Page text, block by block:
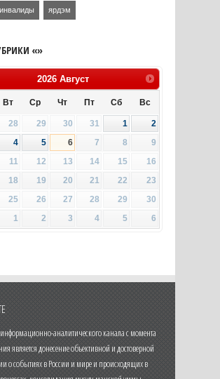
инвалиды ярдэм
«»
2026 Август
Вт Ср Чт Пт Сб Вс
28 29 30 31 1
2
4 5 6 7 8
9
11 12 13 14 15
16
18 19 20 21 22
23
25 26 27 28 29
30
1 2 3 4 5 6
аналитического канала с момента
является донесение объективной и достоверной
о событиях в России и мире и происходящих в